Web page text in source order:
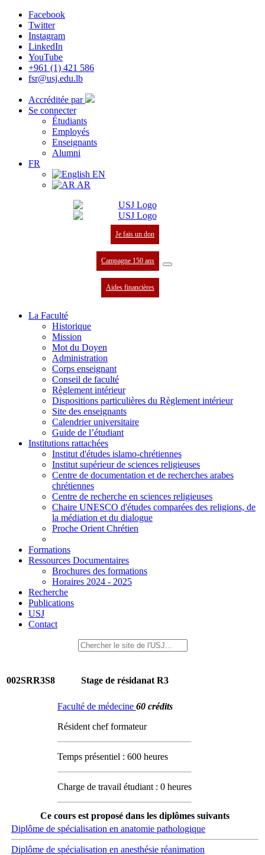
Facebook
Twitter
Instagram
LinkedIn
YouTube
+961 (1) 421 586
fsr@usj.edu.lb
Accréditée par
Se connecter
Étudiants
Employés
Enseignants
Alumni
FR
EN
AR
Je fais un don
Campagne 150 ans
Aides financières
La Faculté
Historique
Mission
Mot du Doyen
Administration
Corps enseignant
Conseil de faculté
Règlement intérieur
Dispositions particulières du Règlement intérieur
Site des enseignants
Calendrier universitaire
Guide de l’étudiant
Institutions rattachées
Institut d'études islamo-chrétiennes
Institut supérieur de sciences religieuses
Centre de documentation et de recherches arabes
chrétiennes
Centre de recherche en sciences religieuses
Chaire UNESCO d'études comparées des religions, de
la médiation et du dialogue
Proche Orient Chrétien
Formations
Ressources Documentaires
Brochures des formations
Horaires 2024 - 2025
Recherche
Publications
USJ
Contact
002SRR3S8 Stage de résidanat R3
Faculté de médecine 60 crédits
Résident chef formateur
Temps présentiel : 600 heures
Charge de travail étudiant : 0 heures
Ce cours est proposé dans les diplômes suivants
Diplôme de spécialisation en anatomie pathologique
Diplôme de spécialisation en anesthésie réanimation